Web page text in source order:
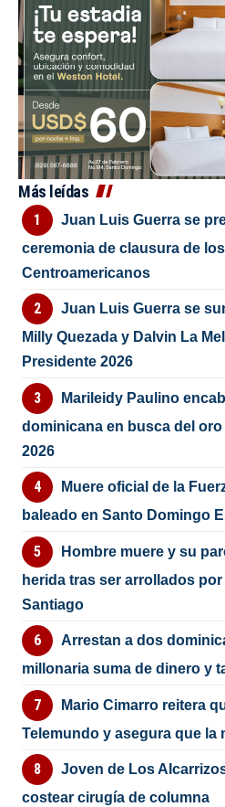
Más leídas
Juan Luis Guerra se
ceremonia de clausura de
Centroamericanos
Juan Luis Guerra se
Milly Quezada y Dalvin La
Presidente 2026
Marileidy Paulino
dominicana en busca del
2026
Muere oficial de la
baleado en Santo Domingo
Hombre muere y su
herida tras ser arrollados
Santiago
Arrestan a dos
millonaria suma de dinero y
Mario Cimarro reitera
Telemundo y asegura que la
Joven de Los
costear cirugía de columna